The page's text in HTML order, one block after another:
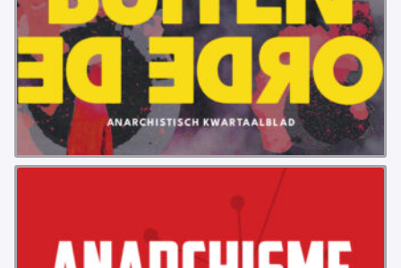
VB WEST-FRIESLAND
ZWARTE MUGGEN
WERKGROEP ARBEID
WERKGROEP PROPAGANDA
ANARCHISME – EEN INTRODUCTIE